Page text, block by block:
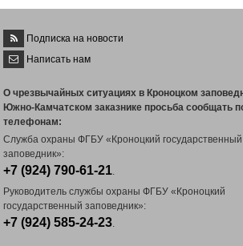
Подписка на новости
Написать нам
О чрезвычайных ситуациях в Кроноцком
Южно-Камчатском заказнике просьба сообщать
телефонам:
Служба охраны ФГБУ «Кроноцкий государственный
заповедник»:
+7 (924) 790-61-21.
Руководитель службы охраны ФГБУ «Кроноцкий
государственный заповедник»:
+7 (924) 585-24-23.